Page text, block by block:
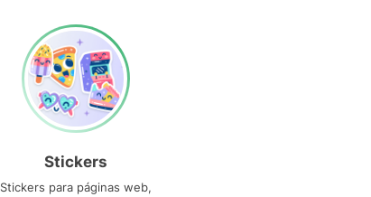
Stickers
Stickers para páginas web,